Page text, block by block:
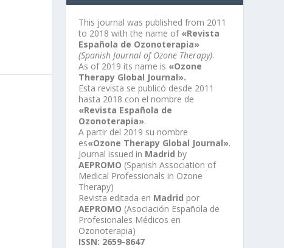
This journal was published from 2011
to 2018 with the name of «Revista
Española de Ozonoterapia»
(Spanish Journal of Ozone Therapy).
As of 2019 its name is «Ozone
Therapy Global Journal».
Esta revista se publicó desde 2011
hasta 2018 con el nombre de
«Revista Española de
Ozonoterapia».
A partir del 2019 su nombre
es«Ozone Therapy Global Journal».
Journal issued in Madrid by
AEPROMO (Spanish Association of
Medical Professionals in Ozone
Therapy)
Revista editada en Madrid por
AEPROMO (Asociación Española de
Profesionales Médicos en
Ozonoterapia)
ISSN: 2659-8647